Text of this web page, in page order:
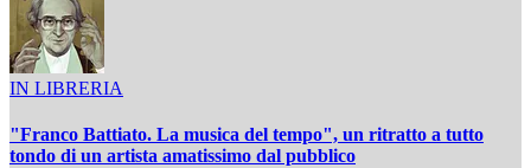
IN LIBRERIA
"Franco Battiato. La musica del tempo", un ritratto a tutto
tondo di un artista amatissimo dal pubblico